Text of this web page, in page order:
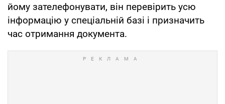
йому зателефонувати, він перевірить усю
інформацію у спеціальній базі і призначить
час отримання документа.